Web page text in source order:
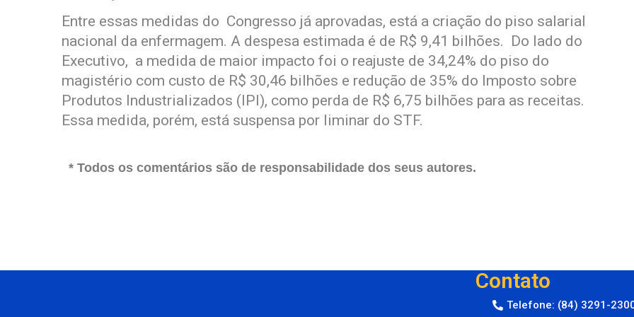
Entre essas medidas do Congresso já aprovadas, está a criação do piso salarial
nacional da enfermagem. A despesa estimada é de R$ 9,41 bilhões. Do lado do
Executivo, a medida de maior impacto foi o reajuste de 34,24% do piso do
magistério com custo de R$ 30,46 bilhões e redução de 35% do Imposto sobre
Produtos Industrializados (IPI), como perda de R$ 6,75 bilhões para as receitas.
Essa medida, porém, está suspensa por liminar do STF.
* Todos os comentários são de responsabilidade dos seus autores.
Contato
Telefone: (84) 3291-